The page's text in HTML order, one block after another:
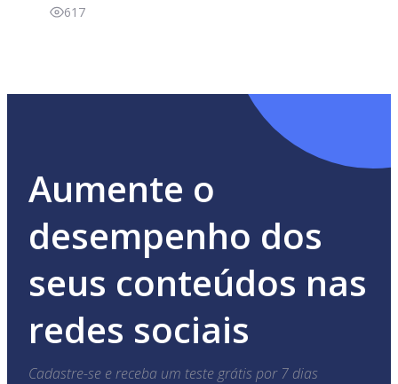
617
Aumente o
desempenho dos
seus conteúdos nas
redes sociais
Cadastre-se e receba um teste grátis por 7 dias